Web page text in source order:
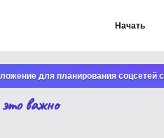
Начать
для планирования соцсетей
важно